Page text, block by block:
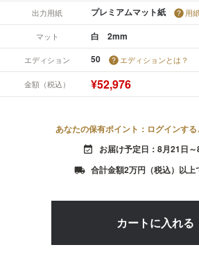
出力用紙 プレミアムマット紙 用
マット 白 2mm
エディション 50 エディションとは？
金額（税込） ¥52,976
あなたの保有ポイント：ログインす
event_available お届け予定日：8月21日
local_shipping 合計金額2万円（税込）以上